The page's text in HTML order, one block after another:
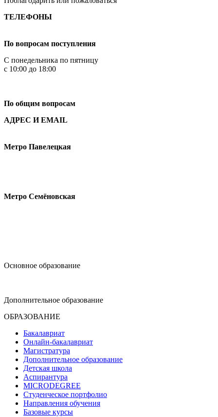
ТЕЛЕФОНЫ
По вопросам поступления
С понедельника по пятницу
с 10:00 до 18:00
По общим вопросам
АДРЕС И EMAIL
Метро Павелецкая
Метро Семёновская
Основное образование
Дополнительное образование
ОБРАЗОВАНИЕ
Бакалавриат
Онлайн-бакалавриат
Магистратура
Дополнительное образование
Детская школа
Аспирантура
MICRODEGREE
Студенческое портфолио
Направления обучения
Базовые курсы